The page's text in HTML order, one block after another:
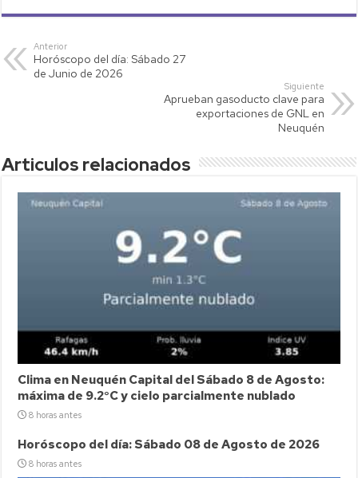
at
s
A
tt p
Li
ail m
ar
tir
Anterior
Horóscopo del día: Sábado 27
de Junio de 2026
Siguiente
Aprueban gasoducto clave para
exportaciones de GNL en
Neuquén
Articulos relacionados
Clima en Neuquén Capital del Sábado 8 de Agosto:
máxima de 9.2°C y cielo parcialmente nublado
8 horas antes
Horóscopo del día: Sábado 08 de Agosto de 2026
8 horas antes